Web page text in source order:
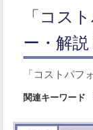
「コス
ー・解
「コストパフ
関連キーワード